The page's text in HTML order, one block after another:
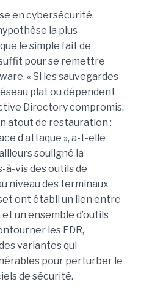
en cybersécurité,
la plus
le simple fait de
pour se remettre
« Si les sauvegardes
plat ou dépendent
Directory compromis,
atout de restauration :
d’attaque », a-t-elle
souligné la
à-vis des outils de
niveau des terminaux
ont établi un lien entre
un ensemble d’outils
les EDR,
variantes qui
pour perturber le
de sécurité.